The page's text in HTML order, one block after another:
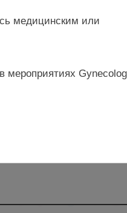
болезней ГУО
медицинским или
мероприятиях